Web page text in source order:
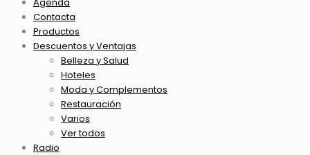
Contacta
Productos
Descuentos y Ventajas
Belleza y Salud
Hoteles
Moda y Complementos
Restauración
Varios
Ver todos
Radio